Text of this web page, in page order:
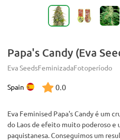
Papa's Candy (Eva
Eva SeedsFeminizadaFotoperíodo
Spain 0.0
Eva Feminised Papa's Candy é um
do Laos de efeito muito poderoso e
paquistanesa. Conseguimos um